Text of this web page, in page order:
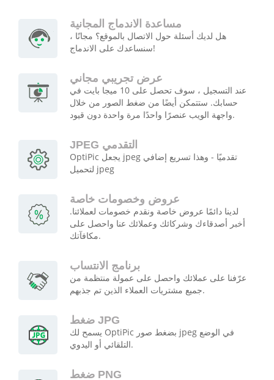
مساعدة الاندماج المجانية
هل لديك أسئلة حول الاتصال بالموقع؟ مجانًا ،
سنساعدك على الاندماج!
عرض تجريبي مجاني
عند التسجيل ، سوف تحصل على 10 ميجا بايت في
حسابك. ستتمكن أيضًا من ضغط الصور من خلال
واجهة الويب عنصرًا واحدًا مرة واحدة دون قيود.
JPEG التقدمي
OptiPic يجعل jpeg تقدميًا - وهذا تسريع إضافي
لتحميل jpeg
عروض وخصومات خاصة
لدينا دائمًا عروض خاصة ونقدم خصومات لعملائنا.
أخبر أصدقاءك وشركائك وعملائك عنا واحصل على
مكافآتك.
برنامج الانتساب
عرّفنا على عملائك واحصل على عمولة منتظمة من
جميع مشتريات العملاء الذين تم جذبهم.
ضغط JPG
يسمح لك OptiPic بضغط صور jpeg في الوضع
التلقائي أو اليدوي.
ضغط PNG